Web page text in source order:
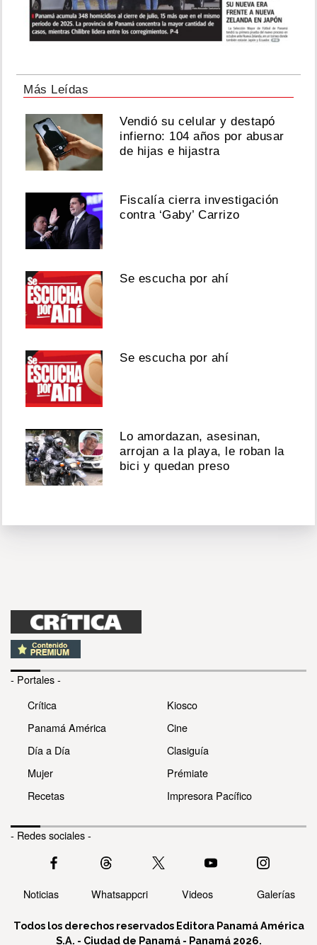
Más Leídas
Vendió su celular y destapó
infierno: 104 años por abusar
de hijas e hijastra
Fiscalía cierra investigación
contra ‘Gaby’ Carrizo
Se escucha por ahí
Se escucha por ahí
Lo amordazan, asesinan,
arrojan a la playa, le roban la
bici y quedan preso
- Portales -
Crítica
Panamá América
Día a Día
Mujer
Recetas
Kiosco
Cine
Clasiguía
Prémiate
Impresora Pacífico
- Redes sociales -
Noticias Whatsappcri Videos Galerías
Todos los derechos reservados Editora Panamá América
S.A. - Ciudad de Panamá - Panamá 2026.